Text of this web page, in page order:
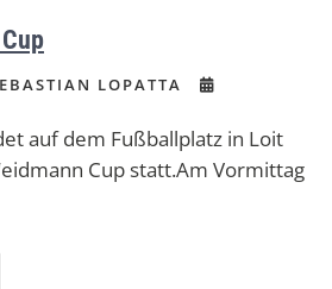
LOPATTA
auf dem Fußballplatz in Loit
Cup statt.Am Vormittag